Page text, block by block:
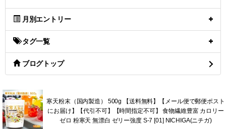
月別エントリー
タグ一覧
ブログトップ
寒天粉末（国内製造） 500g 【送料無料】【メール便で郵便ポスト
にお届け】【代引不可】【時間指定不可】 食物繊維豊富 カロリー
ゼロ 粉寒天 無漂白 ゼリー強度 S-7 [01] NICHIGA(ニチガ)